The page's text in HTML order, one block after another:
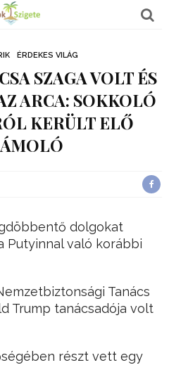
ÉRDEKES VILÁG
SZAGA VOLT ÉS
ARCA: SOKKOLÓ
KERÜLT ELŐ
dolgokat
Putyinnal való korábbi
Tanács
Trump tanácsadója volt
részt vett egy